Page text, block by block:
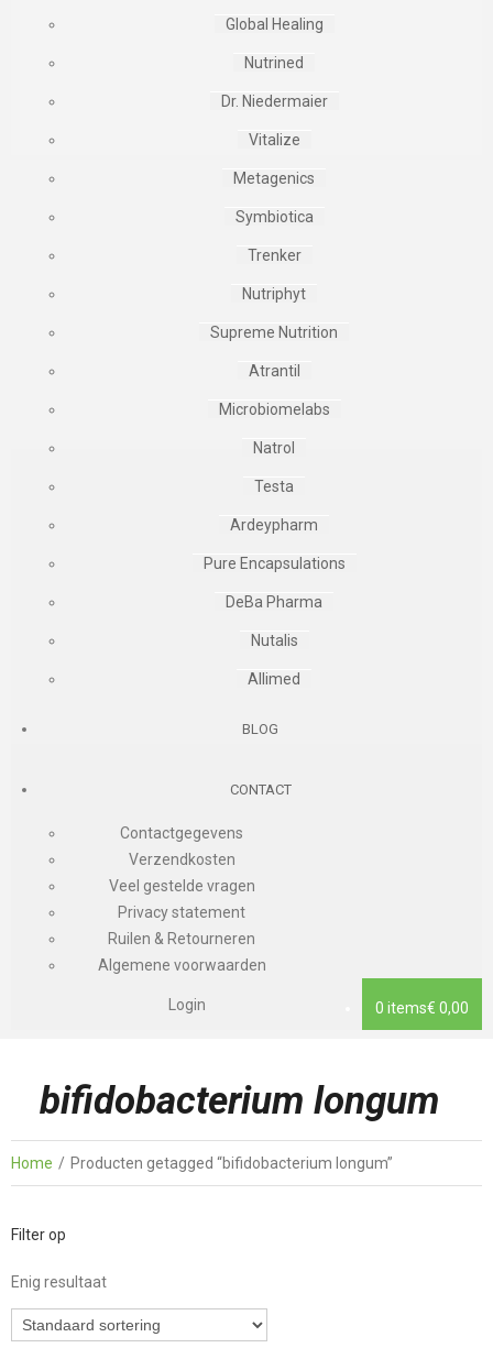
Global Healing
Nutrined
Dr. Niedermaier
Vitalize
Metagenics
Symbiotica
Trenker
Nutriphyt
Supreme Nutrition
Atrantil
Microbiomelabs
Natrol
Testa
Ardeypharm
Pure Encapsulations
DeBa Pharma
Nutalis
Allimed
BLOG
CONTACT
Contactgegevens
Verzendkosten
Veel gestelde vragen
Privacy statement
Ruilen & Retourneren
Algemene voorwaarden
0 items€ 0,00
Login
bifidobacterium longum
Home Producten getagged “bifidobacterium longum”
Filter op
Enig resultaat